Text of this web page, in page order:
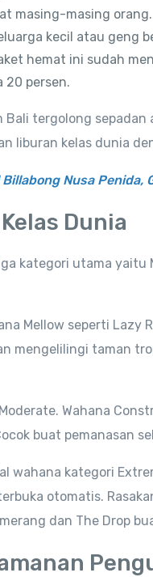
masing-masing orang.
kecil atau geng
hemat ini sudah
20 persen.
tergolong
liburan kelas dunia
Nusa Penida,
Dunia
kategori utama yaitu
Mellow seperti Lazy
mengelilingi taman
Wahana
buat pemanasan
wahana kategori
otomatis.
dan The Drop